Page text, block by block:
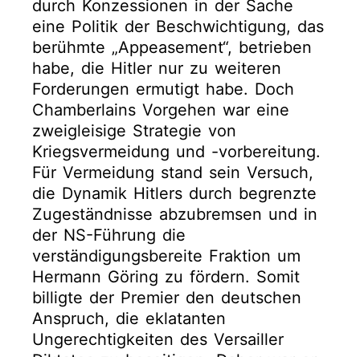
durch Konzessionen in der Sache
eine Politik der Beschwichtigung, das
berühmte „Appeasement“, betrieben
habe, die Hitler nur zu weiteren
Forderungen ermutigt habe. Doch
Chamberlains Vorgehen war eine
zweigleisige Strategie von
Kriegsvermeidung und -vorbereitung.
Für Vermeidung stand sein Versuch,
die Dynamik Hitlers durch begrenzte
Zugeständnisse abzubremsen und in
der NS-Führung die
verständigungsbereite Fraktion um
Hermann Göring zu fördern. Somit
billigte der Premier den deutschen
Anspruch, die eklatanten
Ungerechtigkeiten des Versailler